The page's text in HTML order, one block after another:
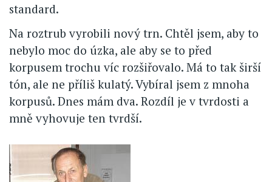
standard.
Na roztrub vyrobili nový trn. Chtěl jsem, aby to
nebylo moc do úzka, ale aby se to před
korpusem trochu víc rozšiřovalo. Má to tak širší
tón, ale ne příliš kulatý. Vybíral jsem z mnoha
korpusů. Dnes mám dva. Rozdíl je v tvrdosti a
mně vyhovuje ten tvrdší.